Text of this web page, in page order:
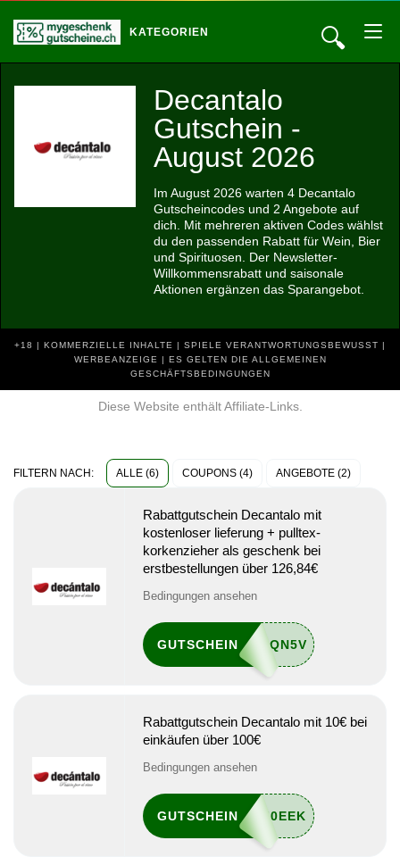
🔍
KATEGORIEN
Decantalo
Gutschein -
August 2026
Im August 2026 warten 4 Decantalo
Gutscheincodes und 2 Angebote auf
dich. Mit mehreren aktiven Codes wählst
du den passenden Rabatt für Wein, Bier
und Spirituosen. Der Newsletter-
Willkommensrabatt und saisonale
Aktionen ergänzen das Sparangebot.
+18 | KOMMERZIELLE INHALTE | SPIELE VERANTWORTUNGSBEWUSST |
WERBEANZEIGE | ES GELTEN DIE ALLGEMEINEN
GESCHÄFTSBEDINGUNGEN
Diese Website enthält Affiliate-Links.
FILTERN NACH: ALLE (6) COUPONS (4) ANGEBOTE (2)
Rabattgutschein Decantalo mit
kostenloser lieferung + pulltex-
korkenzieher als geschenk bei
erstbestellungen über 126,84€
Bedingungen ansehen
GUTSCHEIN
Rabattgutschein Decantalo mit 10€ bei
einkäufen über 100€
Bedingungen ansehen
GUTSCHEIN